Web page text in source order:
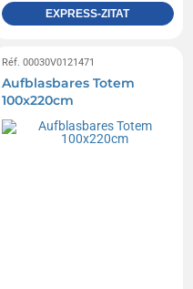
EXPRESS-ZITAT
Réf. 00030V0121471
Aufblasbares Totem
100x220cm